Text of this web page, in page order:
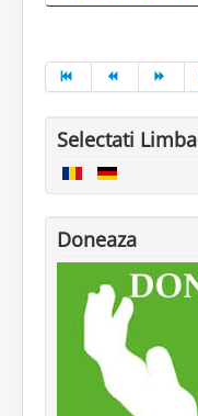
Selectati Limba
Doneaza